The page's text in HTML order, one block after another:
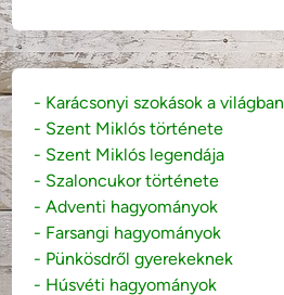
- Karácsonyi szokások a világban
- Szent Miklós története
- Szent Miklós legendája
- Szaloncukor története
- Adventi hagyományok
- Farsangi hagyományok
- Pünkösdről gyerekeknek
- Húsvéti hagyományok